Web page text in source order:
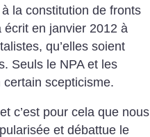
la constitution de fronts
en janvier 2012 à
qu’elles soient
Seuls le NPA et les
scepticisme.
c’est pour cela que nous
et débattue le